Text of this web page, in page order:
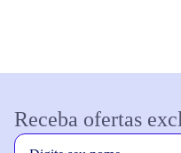
Receba ofertas